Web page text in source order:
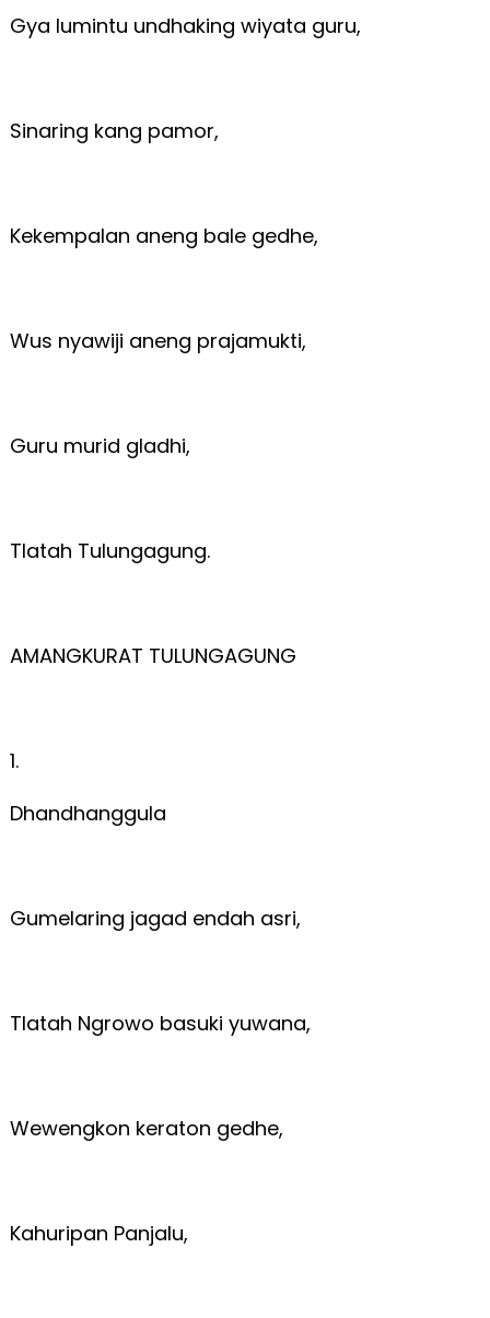
Gya lumintu undhaking wiyata guru,
Sinaring kang pamor,
Kekempalan aneng bale gedhe,
Wus nyawiji aneng prajamukti,
Guru murid gladhi,
Tlatah Tulungagung.
AMANGKURAT TULUNGAGUNG
1.
Dhandhanggula
Gumelaring jagad endah asri,
Tlatah Ngrowo basuki yuwana,
Wewengkon keraton gedhe,
Kahuripan Panjalu,